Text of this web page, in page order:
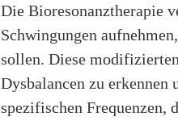
Die Bioresonanztherapie
Schwingungen
sollen. Diese
Dysbalancen zu
spezifischen Frequenzen,